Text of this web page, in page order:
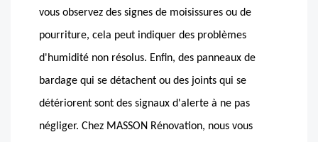
vous observez des signes de moisissures ou de
pourriture, cela peut indiquer des problèmes
d'humidité non résolus. Enfin, des panneaux de
bardage qui se détachent ou des joints qui se
détériorent sont des signaux d'alerte à ne pas
négliger. Chez MASSON Rénovation, nous vous